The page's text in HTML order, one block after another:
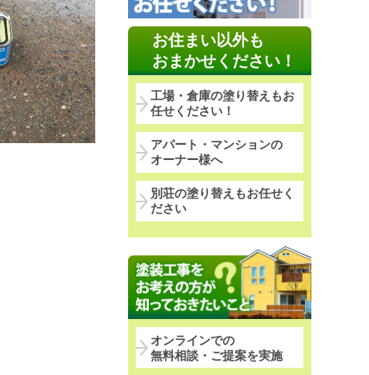
お住まい以外も
おまかせください！
工場・倉庫の塗り替えもお
任せください！
アパート・マンションの
オーナー様へ
別荘の塗り替えもお任せく
ださい
オンラインでの
無料相談・ご提案を実施